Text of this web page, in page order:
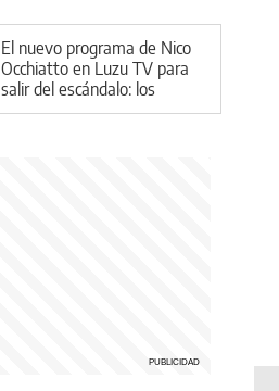
El nuevo programa de Nico
Occhiatto en Luzu TV para
salir del escándalo: los
detalles